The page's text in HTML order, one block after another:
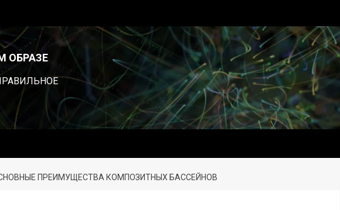
ОБРАЗЕ
ПРЕИМУЩЕСТВА КОМПОЗИТНЫХ БАССЕЙНОВ